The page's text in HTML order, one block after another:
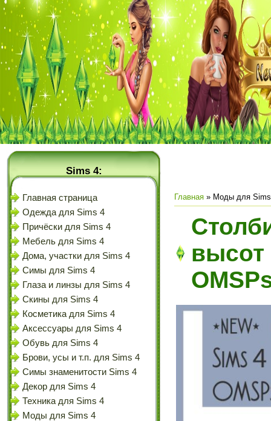
Sims 4:
Главная страница
Одежда для Sims 4
Причёски для Sims 4
Мебель для Sims 4
Дома, участки для Sims 4
Симы для Sims 4
Глаза и линзы для Sims 4
Скины для Sims 4
Косметика для Sims 4
Аксессуары для Sims 4
Обувь для Sims 4
Брови, усы и т.п. для Sims 4
Симы знаменитости Sims 4
Декор для Sims 4
Техника для Sims 4
Моды для Sims 4
Главная » Моды для
высот